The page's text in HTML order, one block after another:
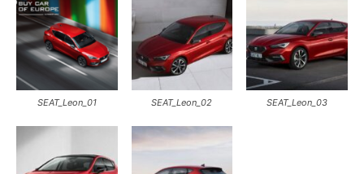
SEAT_Leon_01 SEAT_Leon_02 SEAT_Leon_03